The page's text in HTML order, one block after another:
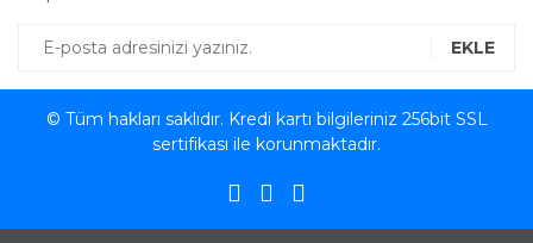
EKLE
© Tüm hakları saklıdır. Kredi kartı bilgileriniz 256bit SSL
sertifikası ile korunmaktadır.